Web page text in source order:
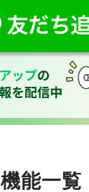
機能一覧